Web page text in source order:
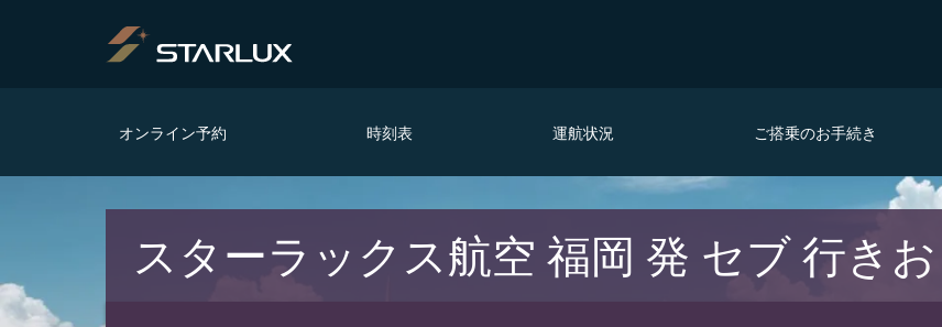
オンライン予約 時刻表 運航状況 ご搭乗のお手続き
スターラックス航空 福岡 発 セブ 行き